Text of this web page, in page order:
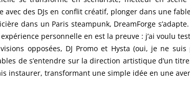
des DJs en conflit créatif, plonger dans une
dans un Paris steampunk, DreamForge
personnelle en est la preuve : j’ai voulu
opposées, DJ Promo et Hysta (oui, je ne
de s’entendre sur la direction artistique d’un
instaurer, transformant une simple idée en une